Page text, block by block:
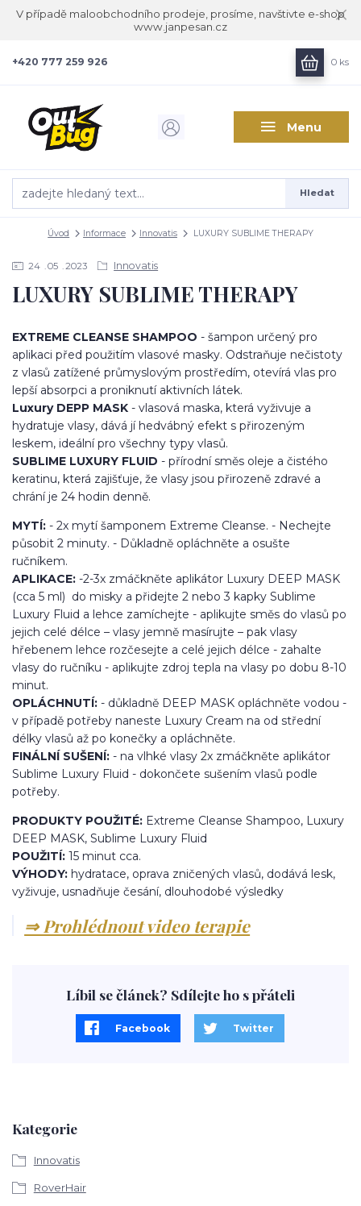
V případě maloobchodního prodeje, prosíme, navštivte e-shop
www.janpesan.cz
Menu
Hledat
+420 777 259 926 0 ks
Úvod Informace Innovatis LUXURY SUBLIME THERAPY
Kategorie
Innovatis
RoverHair
24 05 2023 Innovatis
LUXURY SUBLIME THERAPY
EXTREME CLEANSE SHAMPOO - šampon určený pro
aplikaci před použitím vlasové masky. Odstraňuje nečistoty
z vlasů zatížené průmyslovým prostředím, otevírá vlas pro
lepší absorpci a proniknutí aktivních látek.
Luxury DEPP MASK - vlasová maska, která vyživuje a
hydratuje vlasy, dává jí hedvábný efekt s přirozeným
leskem, ideální pro všechny typy vlasů.
SUBLIME LUXURY FLUID - přírodní směs oleje a čistého
keratinu, která zajišťuje, že vlasy jsou přirozeně zdravé a
chrání je 24 hodin denně.
MYTÍ: - 2x mytí šamponem Extreme Cleanse. - Nechejte
působit 2 minuty. - Důkladně opláchněte a osušte
ručníkem.
APLIKACE: -2-3x zmáčkněte aplikátor Luxury DEEP MASK
(cca 5 ml) do misky a přidejte 2 nebo 3 kapky Sublime
Luxury Fluid a lehce zamíchejte - aplikujte směs do vlasů po
jejich celé délce – vlasy jemně masírujte – pak vlasy
hřebenem lehce rozčesejte a celé jejich délce - zahalte
vlasy do ručníku - aplikujte zdroj tepla na vlasy po dobu 8-10
minut.
OPLÁCHNUTÍ: - důkladně DEEP MASK opláchněte vodou -
v případě potřeby naneste Luxury Cream na od střední
délky vlasů až po konečky a opláchněte.
FINÁLNÍ SUŠENÍ: - na vlhké vlasy 2x zmáčkněte aplikátor
Sublime Luxury Fluid - dokončete sušením vlasů podle
potřeby.
PRODUKTY POUŽITÉ: Extreme Cleanse Shampoo, Luxury
DEEP MASK, Sublime Luxury Fluid
POUŽITÍ: 15 minut cca.
VÝHODY: hydratace, oprava zničených vlasů, dodává lesk,
vyživuje, usnadňuje česání, dlouhodobé výsledky
⇒ Prohlédnout video terapie
Líbil se článek? Sdílejte ho s přáteli
Facebook Twitter